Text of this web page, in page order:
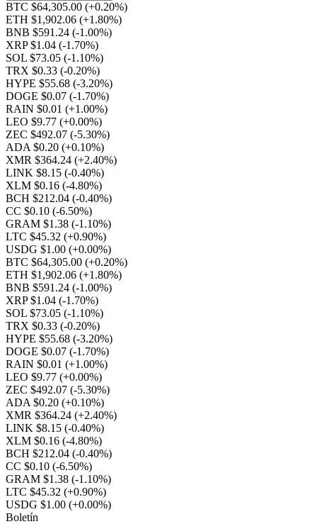
BTC $64,305.00 (+0.20%)
ETH $1,902.06 (+1.80%)
BNB $591.24 (-1.00%)
XRP $1.04 (-1.70%)
SOL $73.05 (-1.10%)
TRX $0.33 (-0.20%)
HYPE $55.68 (-3.20%)
DOGE $0.07 (-1.70%)
RAIN $0.01 (+1.00%)
LEO $9.77 (+0.00%)
ZEC $492.07 (-5.30%)
ADA $0.20 (+0.10%)
XMR $364.24 (+2.40%)
LINK $8.15 (-0.40%)
XLM $0.16 (-4.80%)
BCH $212.04 (-0.40%)
CC $0.10 (-6.50%)
GRAM $1.38 (-1.10%)
LTC $45.32 (+0.90%)
USDG $1.00 (+0.00%)
BTC $64,305.00 (+0.20%)
ETH $1,902.06 (+1.80%)
BNB $591.24 (-1.00%)
XRP $1.04 (-1.70%)
SOL $73.05 (-1.10%)
TRX $0.33 (-0.20%)
HYPE $55.68 (-3.20%)
DOGE $0.07 (-1.70%)
RAIN $0.01 (+1.00%)
LEO $9.77 (+0.00%)
ZEC $492.07 (-5.30%)
ADA $0.20 (+0.10%)
XMR $364.24 (+2.40%)
LINK $8.15 (-0.40%)
XLM $0.16 (-4.80%)
BCH $212.04 (-0.40%)
CC $0.10 (-6.50%)
GRAM $1.38 (-1.10%)
LTC $45.32 (+0.90%)
USDG $1.00 (+0.00%)
Boletín